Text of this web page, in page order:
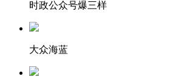
时政公众号爆三样
大众海蓝